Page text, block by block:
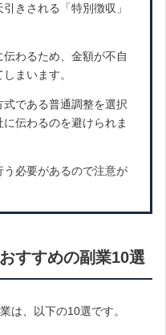
きされる「特別徴収」
わるため、金額が不自
まいます。
である普通調整を選択
伝わるのを避けられま
必要があるので注意が
すすめの副業10選
は、以下の10選です。